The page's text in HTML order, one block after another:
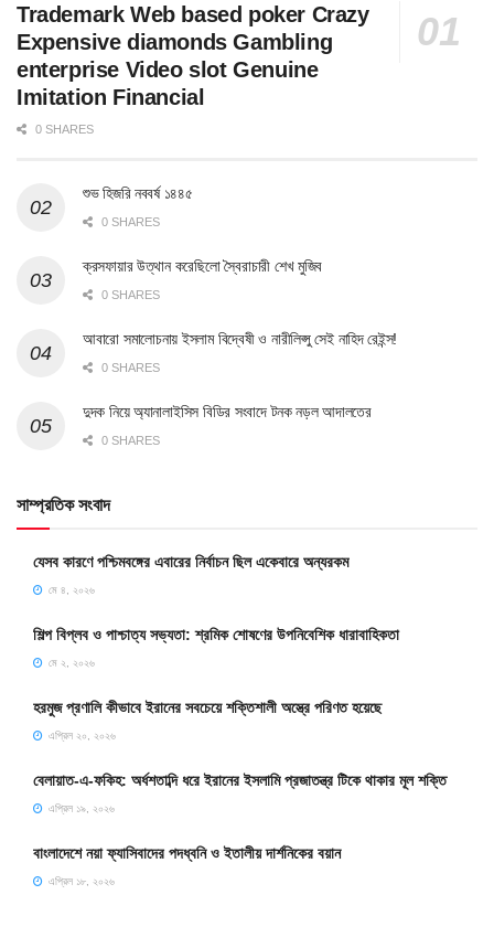
Trademark Web based poker Crazy
Expensive diamonds Gambling
enterprise Video slot Genuine
Imitation Financial
0 SHARES
শুভ হিজরি নববর্ষ ১৪৪৫
0 SHARES
ক্রসফায়ার উত্থান করেছিলো স্বৈরাচারী শেখ মুজিব
0 SHARES
আবারো সমালোচনায় ইসলাম বিদ্বেষী ও নারীলিপ্সু সেই নাহিদ রেইন্স!
0 SHARES
দুদক নিয়ে অ্যানালাইসিস বিডির সংবাদে টনক নড়ল আদালতের
0 SHARES
সাম্প্রতিক সংবাদ
যেসব কারণে পশ্চিমবঙ্গের এবারের নির্বাচন ছিল একেবারে অন্যরকম
মে ৪, ২০২৬
শিল্প বিপ্লব ও পাশ্চাত্য সভ্যতা: শ্রমিক শোষণের উপনিবেশিক ধারাবাহিকতা
মে ২, ২০২৬
হরমুজ প্রণালি কীভাবে ইরানের সবচেয়ে শক্তিশালী অস্ত্রে পরিণত হয়েছে
এপ্রিল ২০, ২০২৬
বেলায়াত-এ-ফকিহ: অর্ধশতাব্দি ধরে ইরানের ইসলামি প্রজাতন্ত্র টিকে থাকার মূল শক্তি
এপ্রিল ১৯, ২০২৬
বাংলাদেশে নয়া ফ্যাসিবাদের পদধ্বনি ও ইতালীয় দার্শনিকের বয়ান
এপ্রিল ১৮, ২০২৬